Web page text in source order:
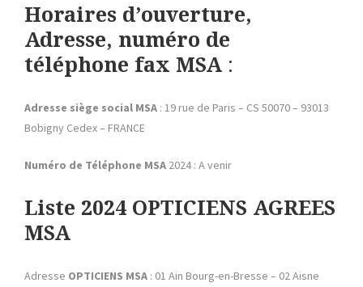
Horaires d’ouverture,
Adresse, numéro de
téléphone fax MSA :
Adresse siège social MSA : 19 rue de Paris – CS 50070 – 93013
Bobigny Cedex – FRANCE
Numéro de Téléphone MSA 2024 : A venir
Liste 2024 OPTICIENS AGREES
MSA
Adresse OPTICIENS MSA : 01 Ain Bourg-en-Bresse – 02 Aisne